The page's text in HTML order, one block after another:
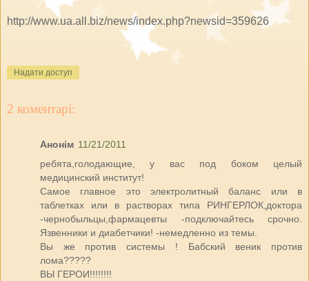
http://www.ua.all.biz/news/index.php?newsid=359626
Надати доступ
2 коментарі:
Анонім 11/21/2011
ребята,голодающие, у вас под боком целый
медицинский институт!
Самое главное это электролитный баланс или в
таблетках или в растворах типа РИНГЕРЛОК,доктора
-чернобыльцы,фармацевты -подключайтесь срочно.
Язвенники и диабетчики! -немедленно из темы.
Вы же против системы ! Бабский веник против
лома?????
ВЫ ГЕРОИ!!!!!!!!